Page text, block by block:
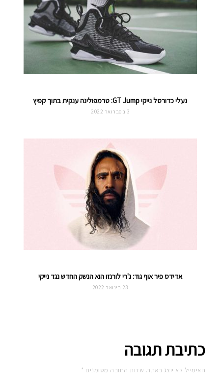
נעלי כדורסל נייקי GT Jump: טרמפולינה ענקית בתוך קפיץ
3 בפברואר 2022
אדידס פיר אוף גוד: ג'רי לורנזו הוא הנשק החדש נגד נייקי
23 בינואר 2022
כתיבת תגובה
האימייל לא יוצג באתר. שדות החובה מסומנים *